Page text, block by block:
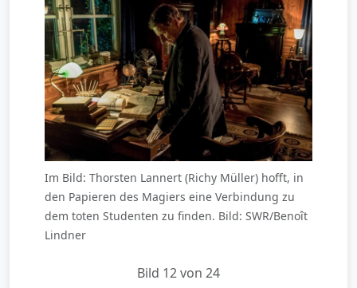
Im Bild: Thorsten Lannert (Richy Müller) hofft, in
den Papieren des Magiers eine Verbindung zu
dem toten Studenten zu finden. Bild: SWR/Benoît
Lindner
Bild 12 von 24